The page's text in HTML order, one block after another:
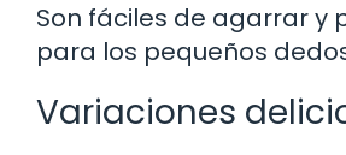
Son fáciles de agarrar y
para los pequeños
Variaciones